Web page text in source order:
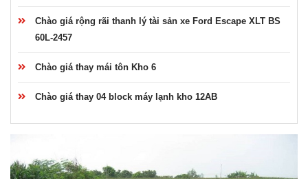
Chào giá rộng rãi thanh lý tài sản xe Ford Escape XLT BS
60L-2457
Chào giá thay mái tôn Kho 6
Chào giá thay 04 block máy lạnh kho 12AB